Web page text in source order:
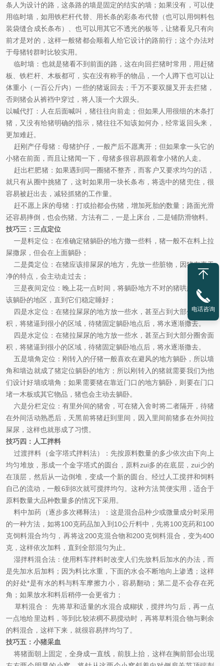
条人为设计的路，这条路的墙是固定的结实的墙；如果没有，可以使
用临时墙，如用铁栏杆代替、用长条的彩条布代替（也可以用饲料包
装袋缝合成长条布）、也可以用其它不透光的板等，让猪看见只有向
前才是对的，这样一般猪都会顺着人给它设计的路前行；这个办法对
于母猪转群时比较实用。
临时墙：也就是猪看不到前面的路，这在向回拦猪时常用，用赶猪
板、铁栏杆、木板都可，实在没有称手的物品，一个人蹲下也可以让
体重小（一百公斤内）一些的猪返回去；千万不要双腿叉开去拦猪，
否则猪会从裤裆中穿过，将人顶一个大跟头。
以喊代打：人在后面喊叫，猪往往向前走；但如果人用很细的木条打
猪，又没有给猪明确的指示，猪往往不知该如何办，经常返回头来，
更加难赶。
赶刚产仔母猪：母猪护仔，一般产后不愿离开；但如果拿一头它的
小猪在前面，而且让猪闻一下，母猪多很容易跟着拿小猪的人走。
赶出栏肥猪：如果遇到同一圈猪不整齐，而客户又要求均匀的话，
就只有从圈中挑猪了，这时如果用一块长条布，将选中的猪兜住，很
容易被赶出去，减轻抓猪的工作量。
赶不愿上床的母猪：打或抬都会伤猪，增加死胎的数量；路面光滑
还容易摔倒，也会伤猪。方法有二，一是上床台，二是铺防滑物料。
技巧三 ： 三点定位
一是料定位：在准确定猪躺卧的地方撒一些料，猪一般不在料上拉
屎撒尿，但会在上面躺卧；
二是粪定位：在猪应该排屎尿的地方，先放一些脏物，因猪有喜干
净的特点，会主动走过去；
三是夜间定位：晚上花一点时间，将躺卧地方不对的猪哄起，赶到
该躺卧的地区，直到它们稳定睡好；
四是水定位：在猪拉屎尿的地方放一些水，甚至占到大部分圈舍面
积，将猪逼到很小的区域，待猪固定躺卧地点后，将水逐渐撒去。
四是水定位：在猪拉屎尿的地方放一些水，甚至占到大部分圈舍面
积，将猪逼到很小的区域，待猪固定躺卧地点后，将水逐渐撒去。
五是墙角定位：刚转入的仔猪一般喜欢在避风的地方躺卧，所以墙
角和墙边就成了猪定位躺卧的地方；所以刚转入的猪就需要我们为他
们设计好墙或墙角；如果需要猪在靠近门口的地方躺卧，则要在门口
堵一木板或其它物品，猪也会主动去躺卧。
六是分栏定位：有里外间的猪舍，可在猪入舍时将二者隔开，待猪
在外间活动熟悉后，天黑前将猪赶到里间，因入里间前猪多在外间拉
屎尿，这样也就形成了习惯。
技巧四 ： 人工拌料
过渡拌料（金字塔式拌料法）：先按原料数量的多少依次由下向上
均匀堆放，形成一个金字塔式的圆台，原料zui多的在底层，zui少的
在顶层，然后从一边倒堆，变成一个新的圆台。经过人工搅拌和饲料
自己的流动，一般6到8次就可搅拌均匀。这种方法简便实用，适合于
原料数量大品种数量多的情况下采用。
料中加药（逐步多次稀释法）：这是混合品种少或微量成分时采用
的一种方法，如将100克药品加入到10公斤料中，先将100克药和100
克饲料混合均匀，再将这200克混合物和200克饲料混合，变为400
克，这样依次加料，直到全部混匀为止。
湿拌料混合法：使用料车拌料时改变人们先放料后加水的办法，而
是先加水后加料；因为料比水重，下面的水会不断地向上渗透；这样
的好处*是有水的料与料车摩擦力小，容易翻动；第二是不会存在死
角；如果放水和料后稍停一会更省力；
草料混合： 先将草和适量的水混合成糊状，搅拌均匀后，再一点
一点地给里边料，等到比较浓稠不易搅动时，再将草料混合物与剩余
的料混合，这样下来，就很容易拌均匀了。
技巧五 ： 小猪采血
将猪面朝上固定，全身成一直线，前肢上抬，这样在胸前部会出现
电话咨询